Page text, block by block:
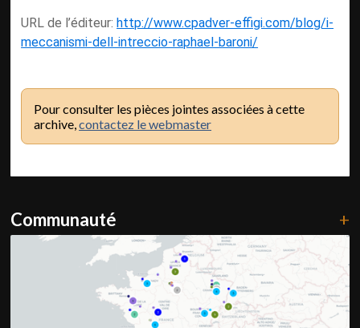
URL de l’éditeur:http://www.cpadver-effigi.com/blog/i-
meccanismi-dell-intreccio-raphael-baroni/
Pour consulter les pièces jointes associées à cette
archive,contactez le webmaster
Communauté +